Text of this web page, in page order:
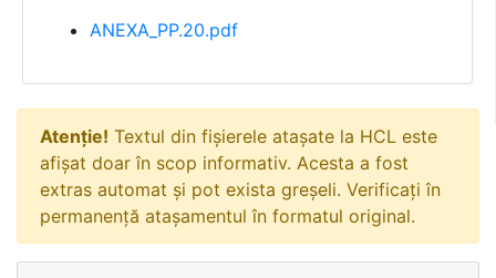
ANEXA_PP.20.pdf
Atenție! Textul din fișierele atașate la HCL este
afișat doar în scop informativ. Acesta a fost
extras automat și pot exista greșeli. Verificați în
permanență atașamentul în formatul original.